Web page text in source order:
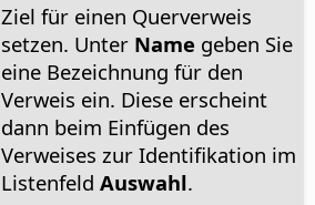
Ziel für einen Querverweis
setzen. Unter Name geben Sie
eine Bezeichnung für den
Verweis ein. Diese erscheint
dann beim Einfügen des
Verweises zur Identifikation im
Listenfeld Auswahl.